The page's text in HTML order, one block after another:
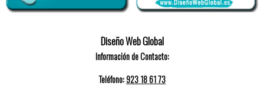
Diseño Web Global
Información de Contacto:
Teléfono:923 18 61 73